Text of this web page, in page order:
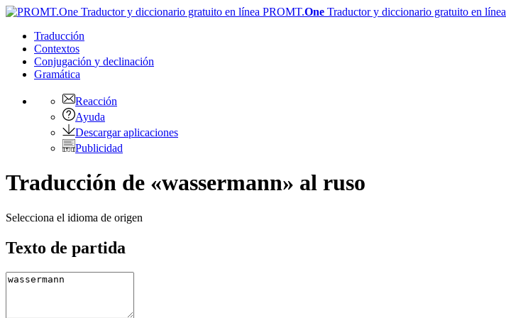
PROMT.One Traductor y diccionario gratuito en línea
Traducción
Contextos
Conjugación y declinación
Gramática
Reacción
Ayuda
Descargar aplicaciones
Publicidad
Traducción de «wassermann» al ruso
Selecciona el idioma de origen
Texto de partida